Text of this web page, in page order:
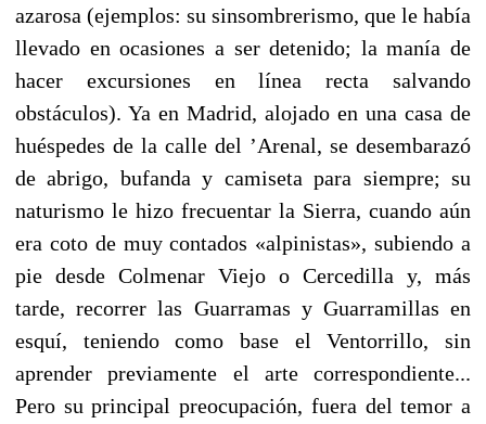
azarosa (ejemplos: su sinsombrerismo, que le había
llevado en ocasiones a ser detenido; la manía de
hacer excursiones en línea recta sal­vando
obstáculos). Ya en Madrid, alojado en una casa de
hués­pedes de la calle del ’Arenal, se desembarazó
de abrigo, bufanda y camiseta para siempre; su
naturismo le hizo frecuentar la Sierra, cuando aún
era coto de muy contados «alpinistas», subiendo a
pie desde Colmenar Viejo o Cercedilla y, más
tarde, recorrer las Guarramas y Guarramillas en
esquí, teniendo como base el Ven­torrillo, sin
aprender previamente el arte correspondiente...
Pero su principal preocupación, fuera del temor a